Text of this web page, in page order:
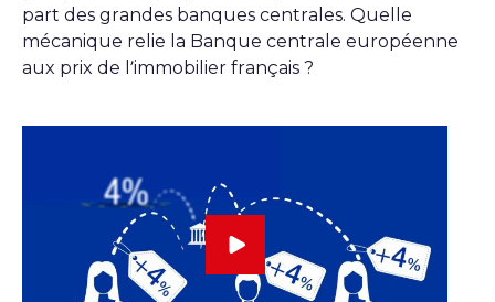
part des grandes banques centrales. Quelle
mécanique relie la Banque centrale européenne
aux prix de l’immobilier français ?